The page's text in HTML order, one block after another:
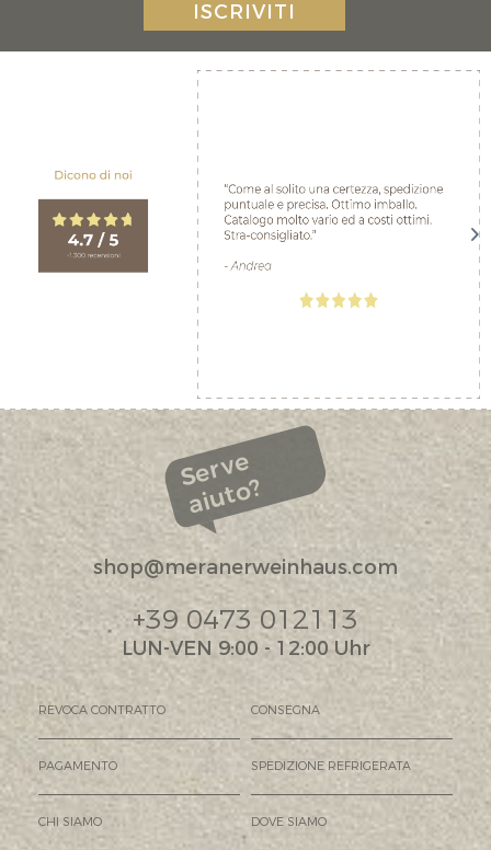
ISCRIVITI
Serve
aiuto?
shop@meranerweinhaus.com
+39 0473 012113
LUN-VEN 9:00 - 12:00 Uhr
REVOCA CONTRATTO CONSEGNA
PAGAMENTO SPEDIZIONE REFRIGERATA
CHI SIAMO DOVE SIAMO